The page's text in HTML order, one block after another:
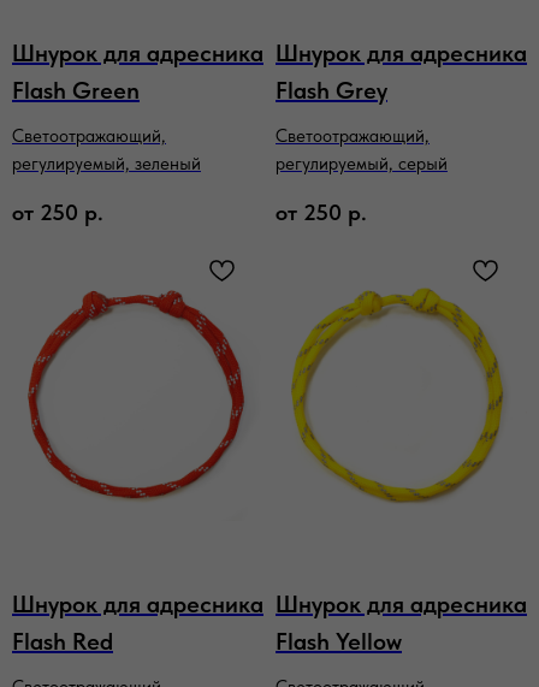
Шнурок для адресника
Flash Green
Светоотражающий,
регулируемый, зеленый
от 250 р.
Шнурок для адресника
Flash Grey
Светоотражающий,
регулируемый, серый
от 250 р.
Шнурок для адресника
Flash Red
Шнурок для адресника
Flash Yellow